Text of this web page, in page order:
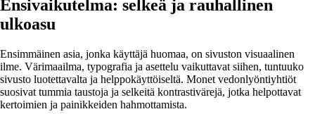
Ensivaikutelma: selkeä ja rauhallinen
ulkoasu
Ensimmäinen asia, jonka käyttäjä huomaa, on sivuston visuaalinen
ilme. Värimaailma, typografia ja asettelu vaikuttavat siihen, tuntuuko
sivusto luotettavalta ja helppokäyttöiseltä. Monet vedonlyöntiyhtiöt
suosivat tummia taustoja ja selkeitä kontrastivärejä, jotka helpottavat
kertoimien ja painikkeiden hahmottamista.